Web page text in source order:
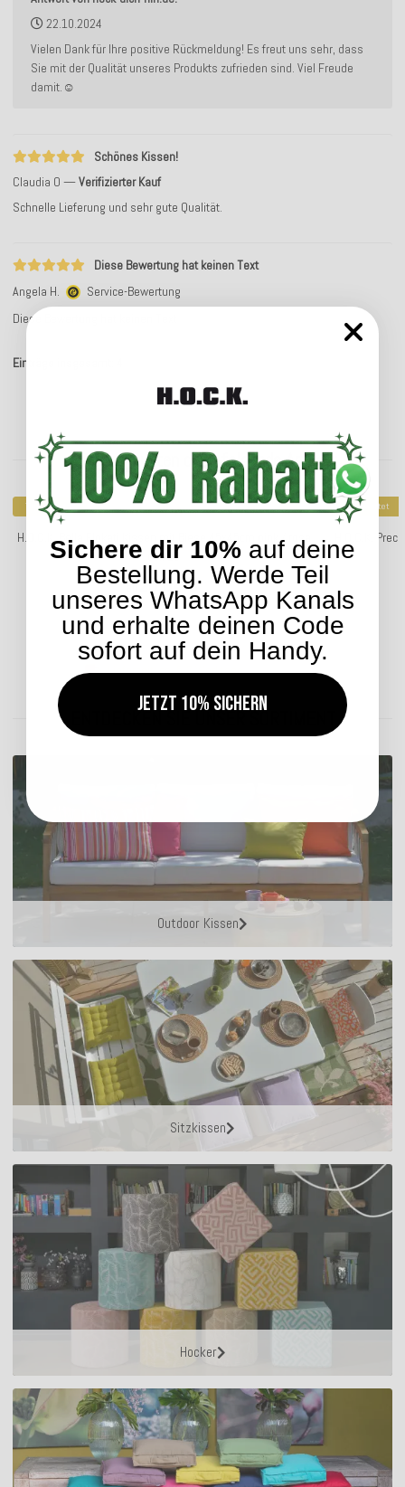
22.10.2024
Vielen Dank für Ihre positive Rückmeldung! Es freut uns sehr, dass
Sie mit der Qualität unseres Produkts zufrieden sind. Viel Freude
damit.☺️
Schönes Kissen!
Claudia O
Verifizierter Kauf
Schnelle Lieferung und sehr gute Qualität.
Diese Bewertung hat keinen Text
Angela H.
Service-Bewertung
Diese Bewertung hat keinen Text
Einträge insgesamt: 4
Kunden kauften dazu folgende Artikel:
Top bewertet
H.O.C.K. Bella Flokati Kissen mit Biese 45x45cm pink / rosa
col. 10
ab28,04 € *
Lieferzeit: ca. 5-7 Werktage
Top bewertet
H.O.C.K.
ENTDECKEN SIE UNSER SORTIMENT
Outdoor Kissen
Sitzkissen
Hocker
Sichere dir 10% auf deine
Bestellung. Werde Teil
unseres WhatsApp Kanals
und erhalte deinen Code
sofort auf dein Handy.
Jetzt 10% sichern